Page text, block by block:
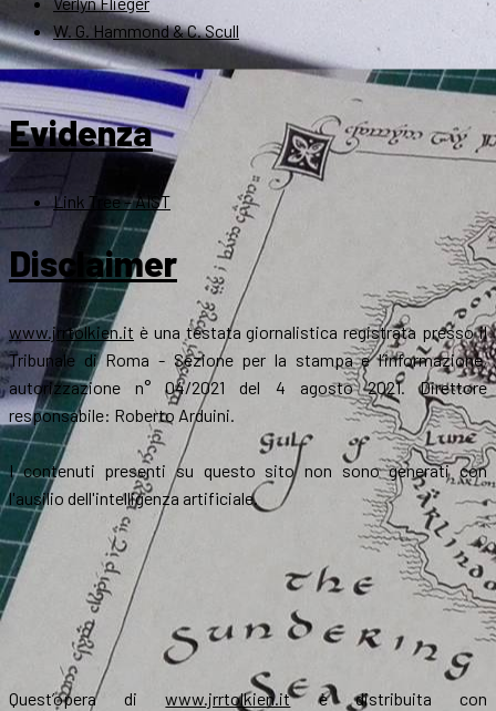
W. G. Hammond & C. Scull
Evidenza
Link Tree – AIST
Disclaimer
www.jrrtolkien.it è una testata giornalistica registrata presso il
Tribunale di Roma - Sezione per la stampa e l’informazione,
autorizzazione n° 04/2021 del 4 agosto 2021. Direttore
responsabile: Roberto Arduini.
I contenuti presenti su questo sito non sono generati con
l'ausilio dell'intelligenza artificiale.
Quest’opera diwww.jrrtolkien.itè distribuita con